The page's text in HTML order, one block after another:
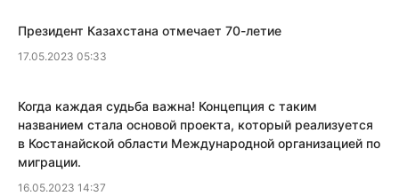
Президент Казахстана отмечает 70-летие
17.05.2023 05:33
Когда каждая судьба важна! Концепция с таким
названием стала основой проекта, который реализуется
в Костанайской области Международной организацией по
миграции.
16.05.2023 14:37